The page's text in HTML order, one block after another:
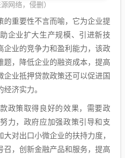
源网络，侵删）
的重要性不言而喻，它为企业提
企业扩大生产规模、引进新技
企业的竞争力和盈利能力，该政
题，降低企业的融资成本，提高
企业抵押贷款政策还可以促进国
济实力。
政策取得良好的效果，需要政
力，政府应加强政策引导和支
对出口小微企业的扶持力度，
召，创新金融产品和服务，提高